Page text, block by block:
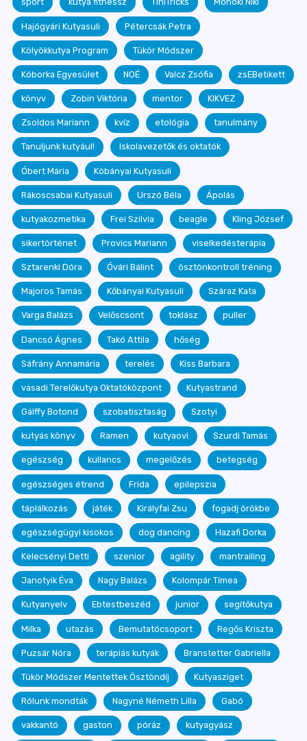
Hajógyári Kutyasuli Pétercsák Petra
Kölyökkutya Program Tükör Módszer
Kóborka Egyesület NOÉ Valcz Zsófia zsEBetikett
könyv Zobin Viktória mentor KIKVEZ
Zsoldos Mariann kvíz etológia tanulmány
Tanuljunk kutyául! Iskolavezetők és oktatók
Óbert Mária Köbányai Kutyasuli
Rákoscsabai Kutyasuli Urszó Béla Ápolás
kutyakozmetika Frei Szilvia beagle Kling József
sikertörténet Provics Mariann viselkedésterápia
Sztarenki Dóra Óvári Bálint ösztönkontroll tréning
Majoros Tamás Kőbányai Kutyasuli Száraz Kata
Varga Balázs Velőscsont toklász puller
Dancsó Ágnes Takó Attila hőség
Sáfrány Annamária terelés Kiss Barbara
vasadi Terelőkutya Oktatóközpont Kutyastrand
Gálffy Botond szobatisztaság Szotyi
kutyás könyv Ramen kutyaovi Szurdi Tamás
egészség kullancs megelőzés betegség
egészséges étrend Frida epilepszia
táplálkozás játék Királyfai Zsu fogadj örökbe
egészségügyi kisokos dog dancing Hazafi Dorka
Kelecsényi Detti szenior agility mantrailing
Janotyik Éva Nagy Balázs Kolompár Tímea
Kutyanyelv Ebtestbeszéd junior segítőkutya
Milka utazás Bemutatócsoport Regős Kriszta
Puzsár Nóra terápiás kutyák Branstetter Gabriella
Tükör Módszer Mentettek Ösztöndíj Kutyasziget
Rólunk mondták Nagyné Németh Lilla Gabó
vakkantó gaston póráz kutyagyász